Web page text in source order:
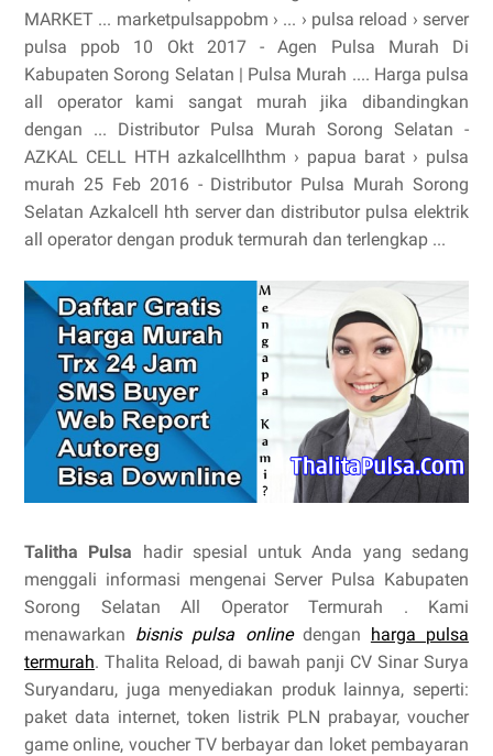
MARKET ... marketpulsappobm › ... › pulsa reload › server
pulsa ppob 10 Okt 2017 - Agen Pulsa Murah Di
Kabupaten Sorong Selatan | Pulsa Murah .... Harga pulsa
all operator kami sangat murah jika dibandingkan
dengan ... Distributor Pulsa Murah Sorong Selatan -
AZKAL CELL HTH azkalcellhthm › papua barat › pulsa
murah 25 Feb 2016 - Distributor Pulsa Murah Sorong
Selatan Azkalcell hth server dan distributor pulsa elektrik
all operator dengan produk termurah dan terlengkap ...
Talitha Pulsa hadir spesial untuk Anda yang sedang
menggali informasi mengenai Server Pulsa Kabupaten
Sorong Selatan All Operator Termurah . Kami
menawarkan bisnis pulsa onlinedengan harga pulsa
termurah. Thalita Reload, di bawah panji CV Sinar Surya
Suryandaru, juga menyediakan produk lainnya, seperti:
paket data internet, token listrik PLN prabayar, voucher
game online, voucher TV berbayar dan loket pembayaran